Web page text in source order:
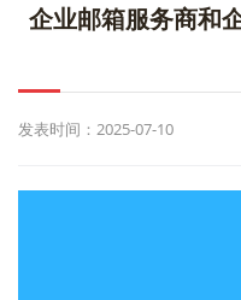
企业邮箱服务商和
发表时间：2025-07-10